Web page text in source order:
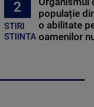
2
STIRI
STIINTA
populație
o abilitate
oamenilor